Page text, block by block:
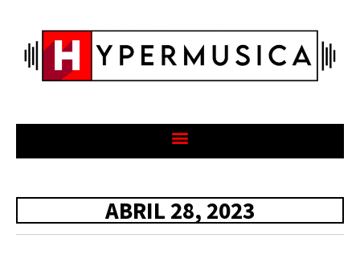
ABRIL 28, 2023